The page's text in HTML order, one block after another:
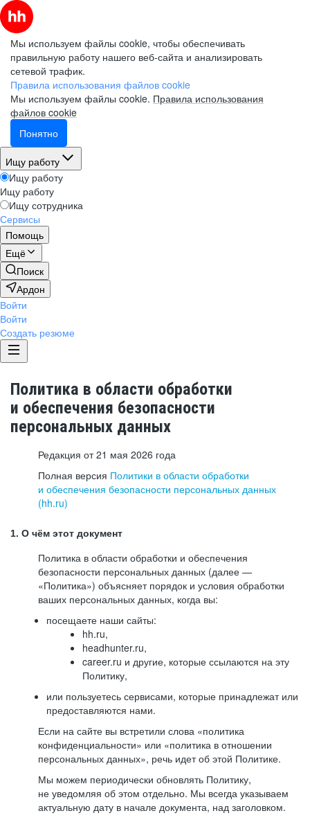
Мы используем файлы cookie, чтобы обеспечивать
правильную работу нашего веб-сайта и анализировать
сетевой трафик.
Правила использования файлов cookie
Мы используем файлы cookie. Правила использования
файлов cookie
Понятно
Ищу работу
Ищу работу
Ищу работу
Ищу сотрудника
Сервисы
Помощь
Ещё
Поиск
Ардон
Войти
Войти
Создать резюме
Политика в области обработки
и обеспечения безопасности
персональных данных
Редакция от 21 мая 2026 года
Полная версия Политики в области обработки
и обеспечения безопасности персональных данных
(hh.ru)
1. О чём этот документ
Политика в области обработки и обеспечения
безопасности персональных данных (далее —
«Политика») объясняет порядок и условия обработки
ваших персональных данных, когда вы:
посещаете наши сайты:
hh.ru,
headhunter.ru,
career.ru и другие, которые ссылаются на эту
Политику,
или пользуетесь сервисами, которые принадлежат или
предоставляются нами.
Если на сайте вы встретили слова «политика
конфиденциальности» или «политика в отношении
персональных данных», речь идет об этой Политике.
Мы можем периодически обновлять Политику,
не уведомляя об этом отдельно. Мы всегда указываем
актуальную дату в начале документа, над заголовком.